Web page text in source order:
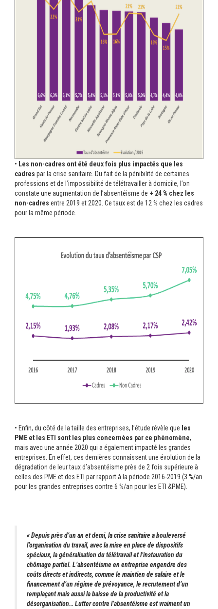
• Les non-cadres ont été deux fois plus impactés que les
cadres par la crise sanitaire. Du fait de la pénibilité de certaines
professions et de l’impossibilité de télétravailler à domicile, l’on
constate une augmentation de l’absentéisme de + 24 % chez les
non-cadres entre 2019 et 2020. Ce taux est de 12 % chez les cadres
pour la même période.
• Enfin, du côté de la taille des entreprises, l’étude révèle que les
PME et les ETI sont les plus concernées par ce phénomène,
mais avec une année 2020 qui a également impacté les grandes
entreprises. En effet, ces dernières connaissent une évolution de la
dégradation de leur taux d’absentéisme près de 2 fois supérieure à
celles des PME et des ETI par rapport à la période 2016-2019 (3 %/an
pour les grandes entreprises contre 6 %/an pour les ETI &PME).
« Depuis près d’un an et demi, la crise sanitaire a bouleversé
l’organisation du travail, avec la mise en place de dispositifs
spéciaux, la généralisation du télétravail et l’instauration du
chômage partiel. L’absentéisme en entreprise engendre des
coûts directs et indirects, comme le maintien de salaire et le
financement d’un régime de prévoyance, le recrutement d’un
remplaçant mais aussi la baisse de la productivité et la
désorganisation… Lutter contre l’absentéisme est vraiment un